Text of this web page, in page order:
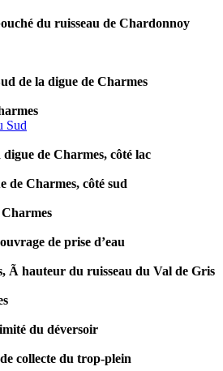
du ruisseau de Chardonnoy
de la digue de Charmes
Sud
de Charmes, côté lac
de Charmes, côté sud
de prise d’eau
Ã hauteur du ruisseau du Val de Gris
du déversoir
collecte du trop-plein